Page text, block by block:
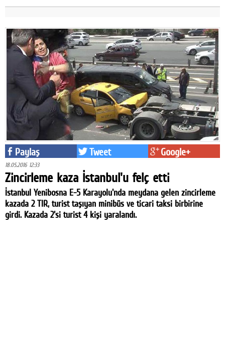
Paylaş Tweet Google+
18.05.2016 12:33
Zincirleme kaza İstanbul'u felç etti
İstanbul Yenibosna E-5 Karayolu'nda meydana gelen zincirleme
kazada 2 TIR, turist taşıyan minibüs ve ticari taksi birbirine
girdi. Kazada 2'si turist 4 kişi yaralandı.